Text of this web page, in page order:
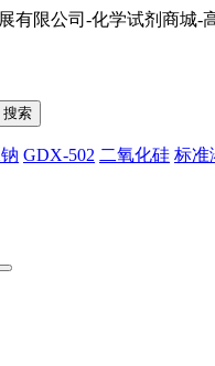
有限公司-化学试剂商城
搜索
GDX-502 二氧化硅 标准